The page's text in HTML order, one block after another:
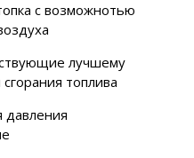
с возможнотью
лучшему
топлива
давления